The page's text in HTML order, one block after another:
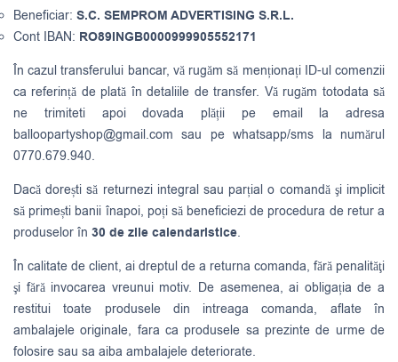
Beneficiar: S.C. SEMPROM ADVERTISING S.R.L.
Cont IBAN: RO89INGB0000999905552171
În cazul transferului bancar, vă rugăm să menționați ID-ul comenzii
ca referință de plată în detaliile de transfer. Vă rugăm totodata să
ne trimiteti apoi dovada plății pe email la adresa
balloopartyshop@gmail.com sau pe whatsapp/sms la numărul
0770.679.940.
Dacă dorești să returnezi integral sau parțial o comandă şi implicit
să primești banii înapoi, poți să beneficiezi de procedura de retur a
produselor în 30 de zile calendaristice.
În calitate de client, ai dreptul de a returna comanda, fără penalităţi
şi fără invocarea vreunui motiv. De asemenea, ai obligația de a
restitui toate produsele din intreaga comanda, aflate în
ambalajele originale, fara ca produsele sa prezinte de urme de
folosire sau sa aiba ambalajele deteriorate.